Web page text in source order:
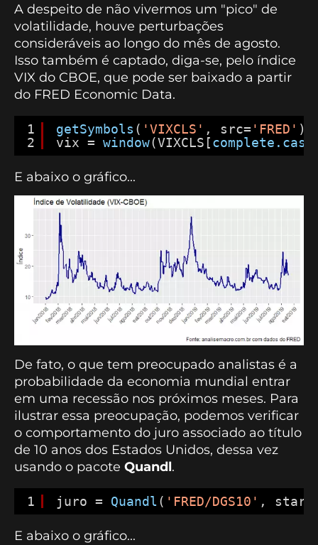
A despeito de não vivermos um "pico" de
volatilidade, houve perturbações
consideráveis ao longo do mês de agosto.
Isso também é captado, diga-se, pelo índice
VIX do CBOE, que pode ser baixado a partir
do FRED Economic Data.
1
2
getSymbols ( 'VIXCLS' , src= 'FRED' )
vix = window(VIXCLS[
E abaixo o gráfico...
De fato, o que tem preocupado analistas é a
probabilidade da economia mundial entrar
em uma recessão nos próximos meses. Para
ilustrar essa preocupação, podemos verificar
o comportamento do juro associado ao título
de 10 anos dos Estados Unidos, dessa vez
usando o pacote Quandl.
1 juro = Quandl( 'FRED/DGS10' ,
E abaixo o gráfico...